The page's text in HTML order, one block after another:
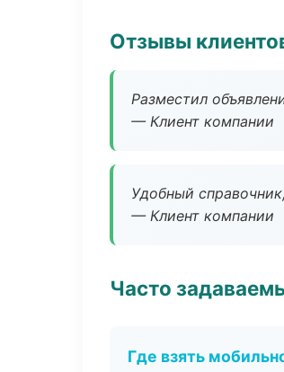
Отзывы
Разместил
— Клиент компании
Удобный
— Клиент компании
Часто
Где взять